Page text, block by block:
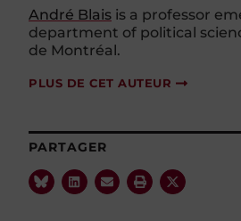
André Blais is a professor
department of political
de Montréal.
PLUS DE CET AUTEUR
PARTAGER